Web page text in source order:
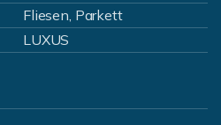
Fliesen, Parkett
LUXUS